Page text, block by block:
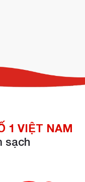
1 VIỆT NAM
sạch